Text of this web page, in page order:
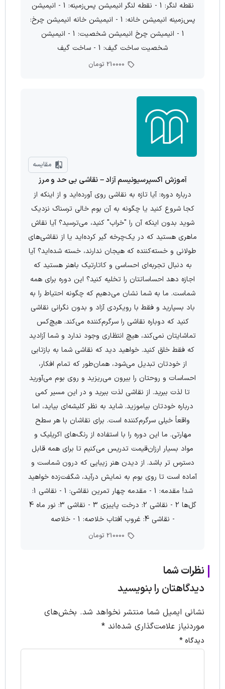
نقطه لنگر: 1 - نقطه لنگر انیمیشن پس‌زمینه: 1 - انیمیشن
پس‌زمینه انیمیشن خانه: 1 - انیمیشن خانه انیمیشن چرخ:
1 - انیمیشن چرخ انیمیشن شخصیت: 1 - انیمیشن
شخصیت ساخت گیف: 1 - ساخت گیف
210000 تومان
مقایسه
آموزش اکسپرسیونیسم آزاد – نقاشی بی حد و مرز
درباره دوره: آیا تازه به نقاشی روی آورده‌اید و از اینکه از
کجا شروع کنید یا چگونه به آن بوم خالی ترسناک نزدیک
شوید بدون اینکه آن را "خراب" کنید، می‌ترسید؟ آیا نقاش
ماهری هستید که در یک‌چرخه گیر کرده‌اید یا از نقاشی‌های
طولانی و خسته‌کننده که هیجان ندارند، خسته شده‌اید؟ آیا
به دنبال تجربه‌ای احساسی و کاتارتیک باهنر هستید که
اجازه دهد احساساتتان را تخلیه کنید؟ این دوره برای همه
شماست. ما به شما نشان می‌دهیم که چگونه احتیاط را به
باد بسپارید و فقط با رویکردی آزاد و بدون نگرانی نقاشی
کنید که دوباره نقاشی را سرگرم‌کننده می‌کند. هیچ‌کس
تماشایتان نمی‌کند، هیچ انتظاری وجود ندارد و شما آزادید
که فقط خلق کنید. خواهید دید که نقاشی شما به بازتابی
از خودتان تبدیل می‌شود، همان‌طور که تمام افکار،
احساسات و روحتان را بیرون می‌ریزید و روی بوم می‌آورید
تا لذت ببرید. از نقاشی لذت ببرید و در این مسیر کمی
درباره خودتان بیاموزید. شاید به نظر کلیشه‌ای بیاید، اما
واقعاً خیلی سرگرم‌کننده است. برای نقاشان با هر سطح
مهارتی. ما این دوره را با استفاده از رنگ‌های اکریلیک و
مواد بسیار ارزان‌قیمت تدریس می‌کنیم تا برای همه قابل
دسترس تر باشد. از دیدن هنر زیبایی که درون شماست و
آماده است تا روی بوم به نمایش درآید، شگفت‌زده خواهید
شد! مقدمه: 1 - مقدمه چهار تمرین نقاشی: 1 - نقاشی 1:
گل‌ها 2 - نقاشی 2: درخت پاییزی 3 - نقاشی 3: نور ماه 4
- نقاشی 4: غروب آفتاب خلاصه: 1 - خلاصه
210000 تومان
نظرات شما
دیدگاهتان را بنویسید
نشانی ایمیل شما منتشر نخواهد شد. بخش‌های
موردنیاز علامت‌گذاری شده‌اند *
دیدگاه*